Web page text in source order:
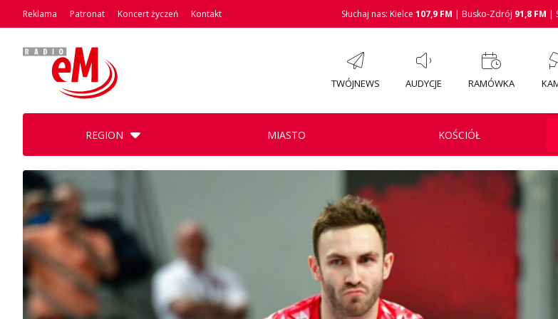
Reklama Patronat Koncert życzeń Kontakt Słuchaj nas: Kielce 107,9 FM | Busko-Zdrój 91,8 FM |
TWÓJNEWS AUDYCJE RAMÓWKA
REGION MIASTO KOŚCIÓŁ